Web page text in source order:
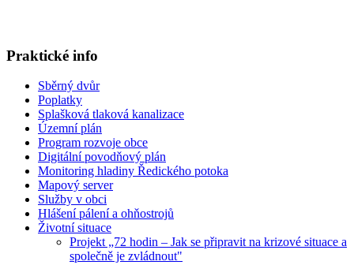
Praktické info
Sběrný dvůr
Poplatky
Splašková tlaková kanalizace
Územní plán
Program rozvoje obce
Digitální povodňový plán
Monitoring hladiny Ředického potoka
Mapový server
Služby v obci
Hlášení pálení a ohňostrojů
Životní situace
Projekt „72 hodin – Jak se připravit na krizové situace a
společně je zvládnout"